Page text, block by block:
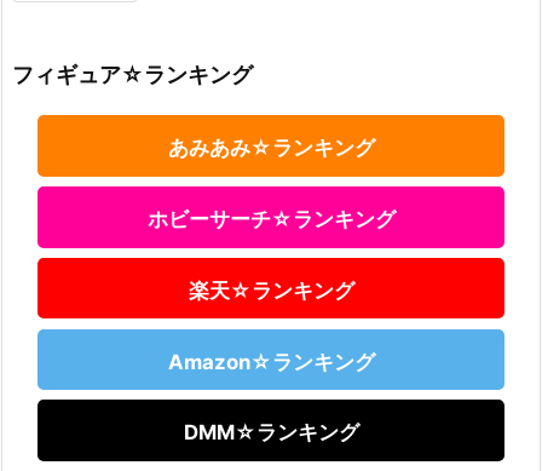
フィギュア☆ランキング
あみあみ☆ランキング
ホビーサーチ☆ランキング
楽天☆ランキング
Amazon☆ランキング
DMM☆ランキング